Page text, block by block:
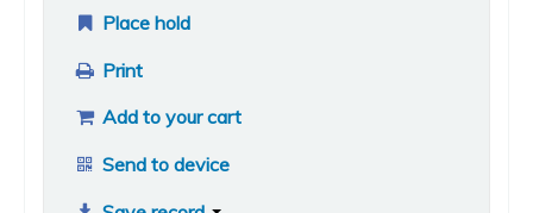
Place hold
Print
Add to your cart
Send to device